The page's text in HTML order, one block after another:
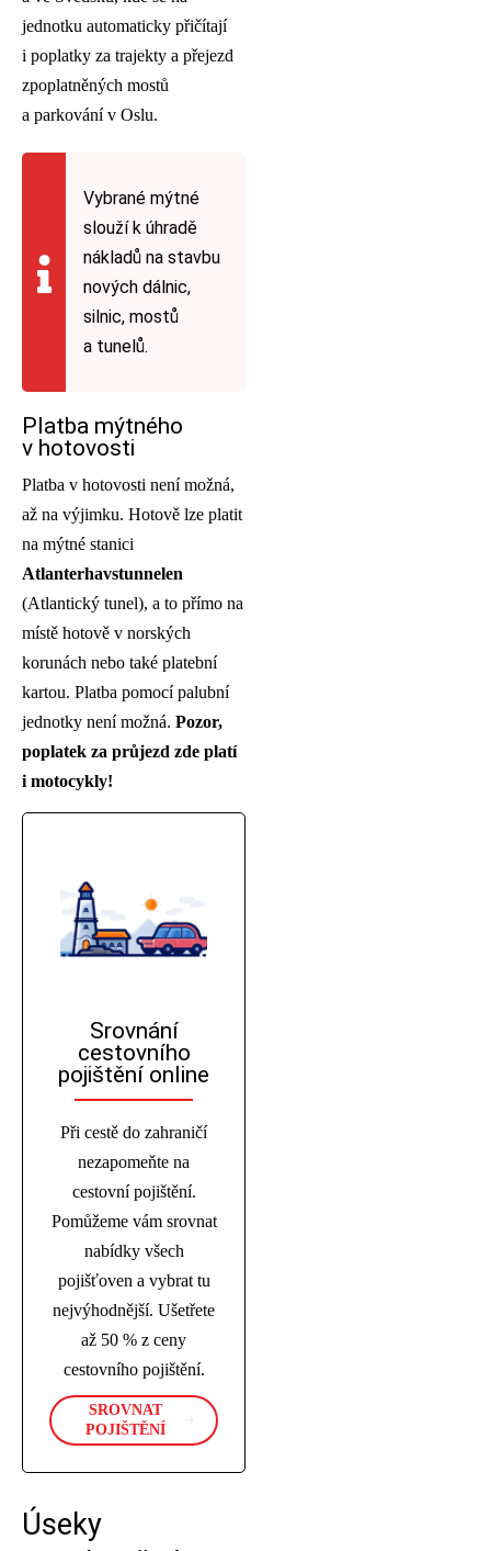
jednotku automaticky přičítají
i poplatky za trajekty a přejezd
zpoplatněných mostů
a parkování v Oslu.
Vybrané mýtné
slouží k úhradě
nákladů na stavbu
nových dálnic,
silnic, mostů
a tunelů.
Platba mýtného
v hotovosti
Platba v hotovosti není možná,
až na výjimku. Hotově lze platit
na mýtné stanici
Atlanterhavstunnelen
(Atlantický tunel), a to přímo na
místě hotově v norských
korunách nebo také platební
kartou. Platba pomocí palubní
jednotky není možná. Pozor,
poplatek za průjezd zde platí
i motocykly!
Srovnání
cestovního
pojištění online
Při cestě do zahraničí
nezapomeňte na
cestovní pojištění.
Pomůžeme vám srovnat
nabídky všech
pojišťoven a vybrat tu
nejvýhodnější. Ušetřete
až 50 % z ceny
cestovního pojištění.
SROVNAT
POJIŠTĚNÍ
Úseky